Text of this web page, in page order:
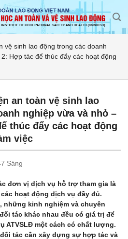
vệ sinh lao động trong các doanh
Hợp tác để thúc đẩy các hoạt động
an toàn vệ sinh lao
nghiệp vừa và nhỏ –
thúc đẩy các hoạt động
việc
Sáng
đơn vị dịch vụ hỗ trợ tham gia là
hoạt động dịch vụ đầy đủ.
những kinh nghiệm và chuyên
tác khác nhau đều có giá trị để
ATVSLĐ một cách có chất lượng.
tác cần xây dựng sự hợp tác và